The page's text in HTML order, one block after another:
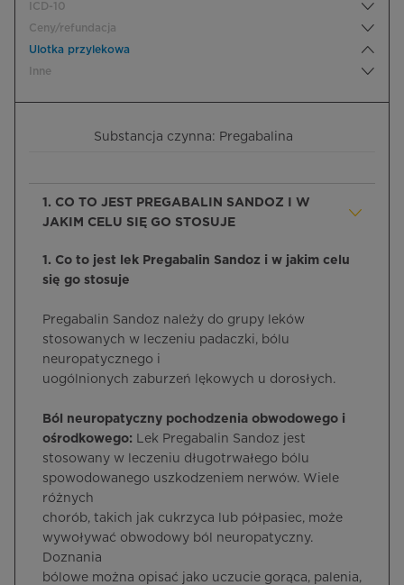
ICD-10
Ceny/refundacja
Ulotka przylekowa
Inne
Substancja czynna: Pregabalina
1. CO TO JEST PREGABALIN SANDOZ I W
JAKIM CELU SIĘ GO STOSUJE
1. Co to jest lek Pregabalin Sandoz i w jakim celu
się go stosuje
Pregabalin Sandoz należy do grupy leków
stosowanych w leczeniu padaczki, bólu
neuropatycznego i
uogólnionych zaburzeń lękowych u dorosłych.
Ból neuropatyczny pochodzenia obwodowego i
ośrodkowego: Lek Pregabalin Sandoz jest
stosowany w leczeniu długotrwałego bólu
spowodowanego uszkodzeniem nerwów. Wiele
różnych
chorób, takich jak cukrzyca lub półpasiec, może
wywoływać obwodowy ból neuropatyczny.
Doznania
bólowe można opisać jako uczucie gorąca, palenia,